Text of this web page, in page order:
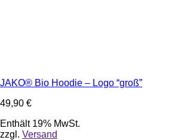
JAKO® Bio Hoodie – Logo “groß”
49,90 €
Enthält 19% MwSt.
zzgl. Versand